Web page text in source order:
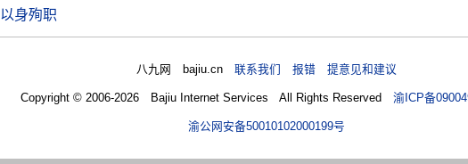
以身殉职
八九网 bajiu.cn联系我们 报错 提意见和建议
Copyright © 2006-2026 Bajiu Internet Services All Rights Reserved 渝ICP备
渝公网安备50010102000199号